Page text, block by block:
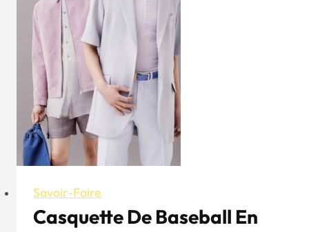
un
guide
sur
l'histoire,
les
styles
et
les
astuces
Savoir-Faire
Casquette De Baseball En